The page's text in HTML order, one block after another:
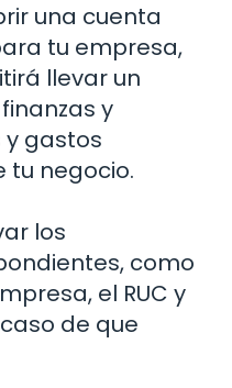
una cuenta
tu empresa,
llevar un
y
gastos
tu negocio.
los
como
el RUC y
de que